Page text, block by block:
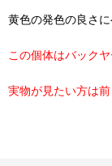
黄色の発色の良さ
この個体はバック
実物が見たい方は